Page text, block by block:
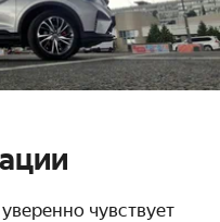
чувствует